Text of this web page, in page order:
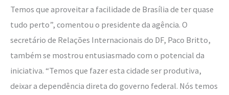
Temos que aproveitar a facilidade de Brasília de ter quase
tudo perto”, comentou o presidente da agência. O
secretário de Relações Internacionais do DF, Paco Britto,
também se mostrou entusiasmado com o potencial da
iniciativa. “Temos que fazer esta cidade ser produtiva,
deixar a dependência direta do governo federal. Nós temos